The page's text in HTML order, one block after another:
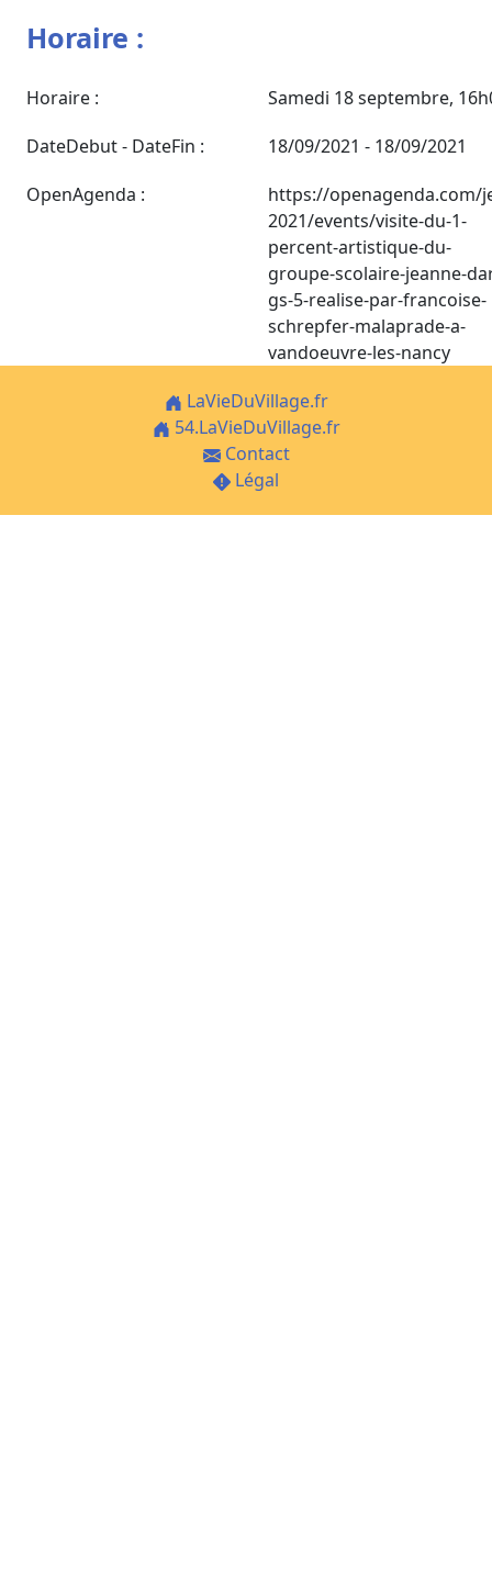
Horaire :
Horaire :
Samedi 18 septembre,
DateDebut - DateFin :
18/09/2021 - 18/09/2021
OpenAgenda :
https://openagenda.com/
2021/events/visite-du-1-
percent-artistique-du-
groupe-scolaire-jeanne-
gs-5-realise-par-francoise-
schrepfer-malaprade-a-
vandoeuvre-les-nancy
LaVieDuVillage.fr
54.LaVieDuVillage.fr
Contact
Légal